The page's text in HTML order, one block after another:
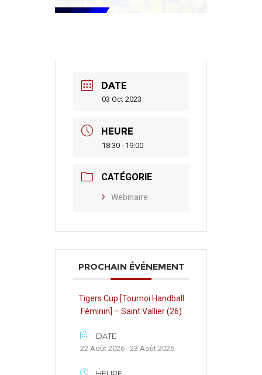
DATE
03 Oct 2023
HEURE
18:30 - 19:00
CATÉGORIE
Webinaire
PROCHAIN ÉVÉNEMENT
Tigers Cup [Tournoi Handball
Féminin] – Saint Vallier (26)
DATE
22 Août 2026 - 23 Août 2026